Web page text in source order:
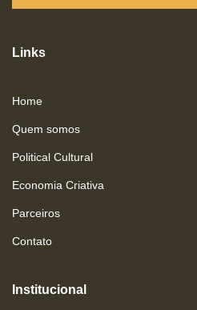
Links
Home
Quem somos
Political Cultural
Economia Criativa
Parceiros
Contato
Institucional